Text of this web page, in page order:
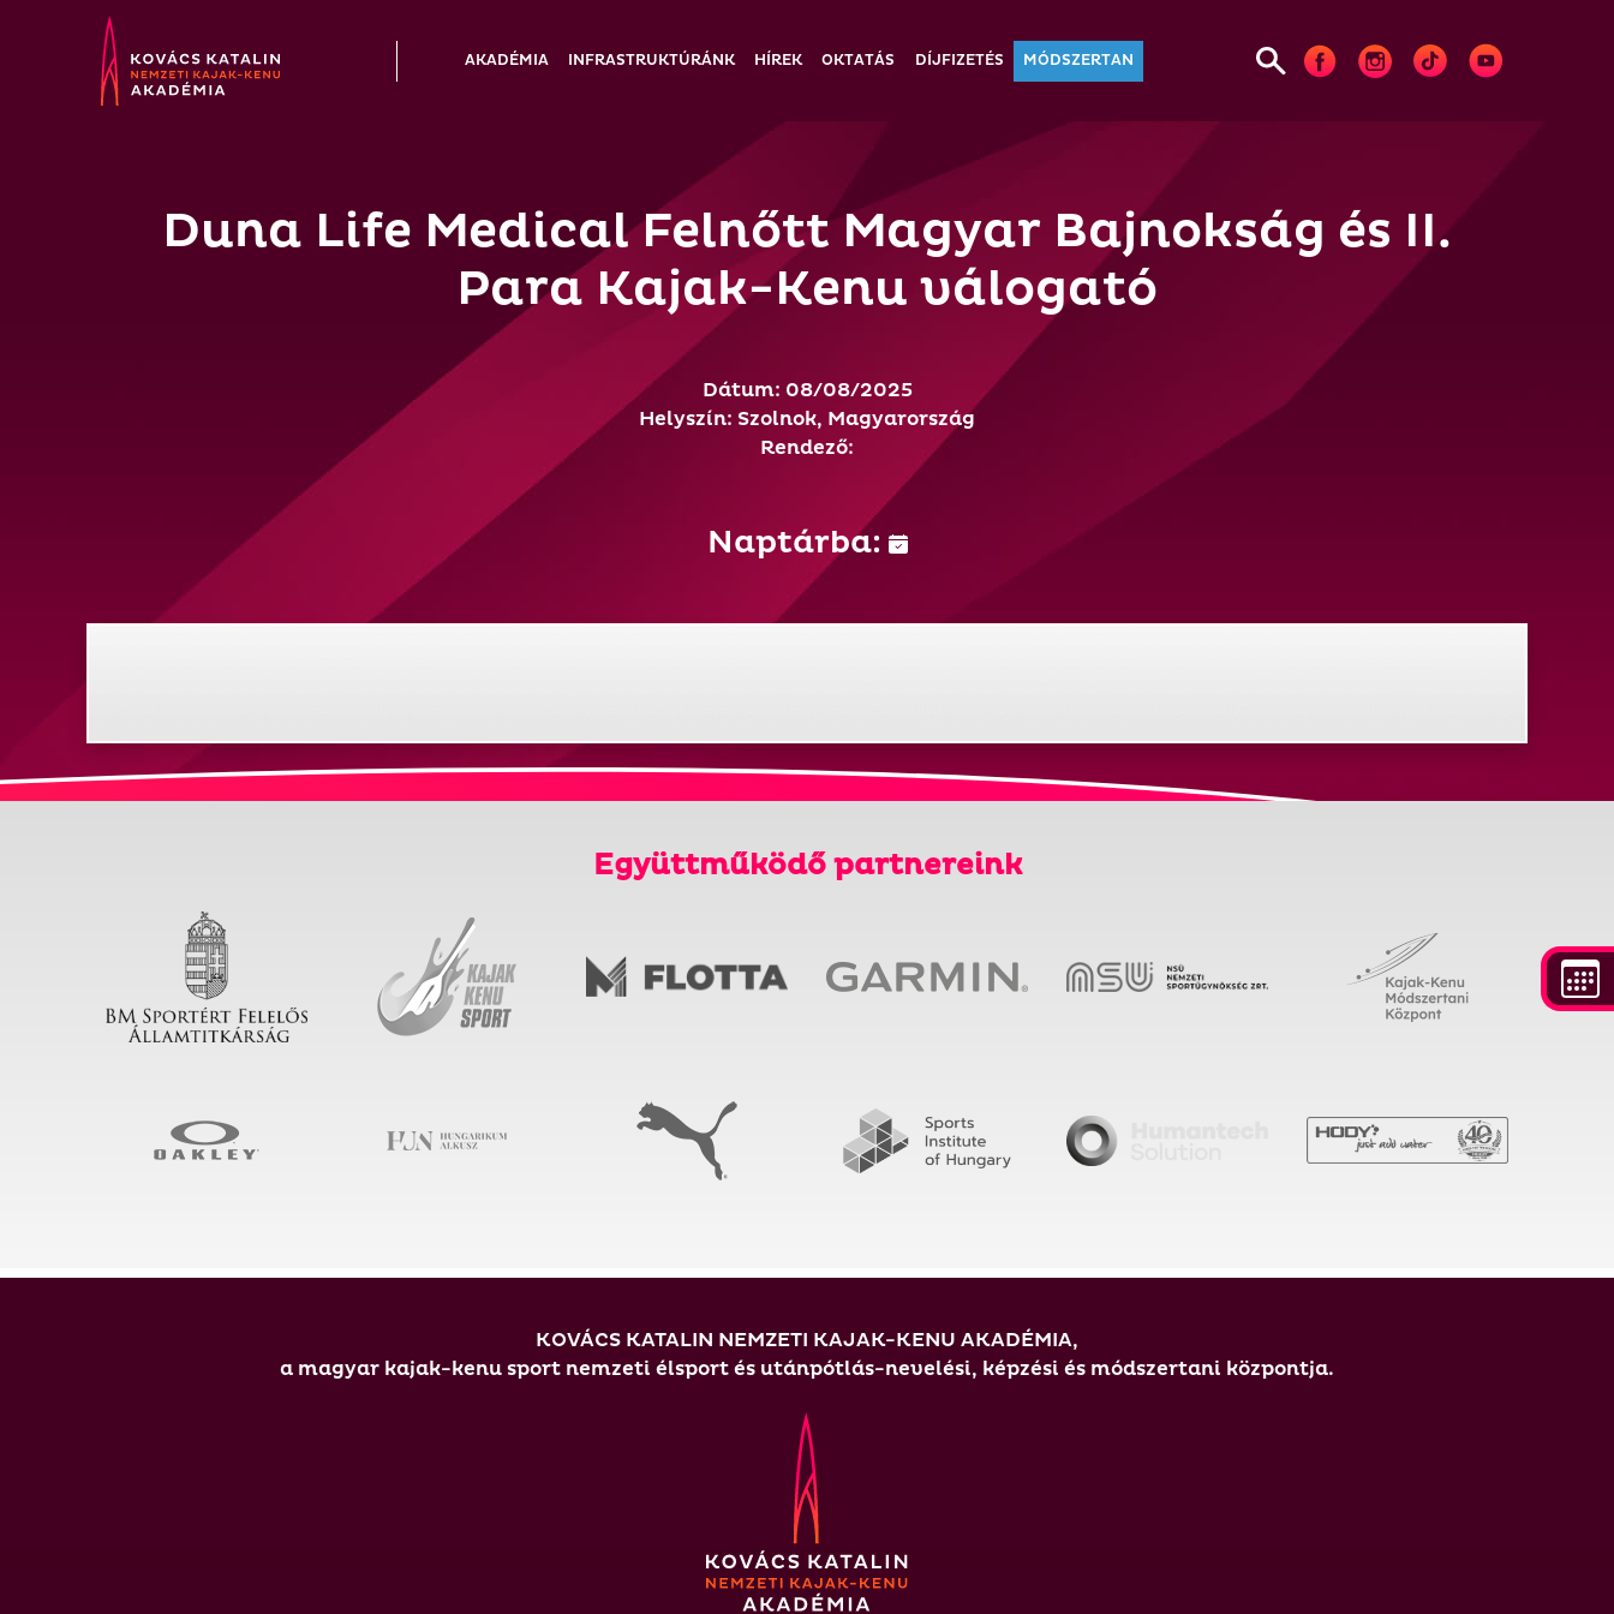
AKADÉMIA INFRASTRUKTÚRÁNK HÍREK OKTATÁS DÍJFIZETÉS MÓDSZERTAN
Duna Life Medical Felnőtt Magyar Bajnokság és II.
Para Kajak-Kenu válogató
Dátum: 08/08/2025
Helyszín: Szolnok, Magyarország
Rendező:
Naptárba:
Együttműködő partnereink
KOVÁCS KATALIN NEMZETI KAJAK-KENU AKADÉMIA,
a magyar kajak-kenu sport nemzeti élsport és utánpótlás-nevelési, képzési és módszertani központja.